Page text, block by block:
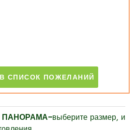
ПАНОРАМА–выберите размер, и